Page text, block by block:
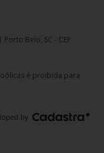
Belo, SC - CEP
é proibida para